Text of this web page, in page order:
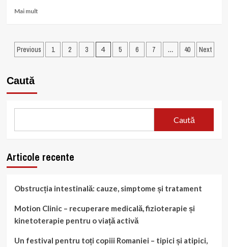
Mai multRead
la
Curățare
Este
Ta
Paginație
Previous 1 2 3 4 5 6 7 … 40 Next
Caută
Caută
Articole recente
Obstrucția intestinală: cauze, simptome și tratament
Motion Clinic – recuperare medicală, fizioterapie și
kinetoterapie pentru o viață activă
Un festival pentru toți copiii Romaniei – tipici și atipici,